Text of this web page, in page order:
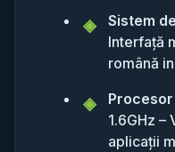
Sistem
Interfață
română
1.6GHz
aplicații